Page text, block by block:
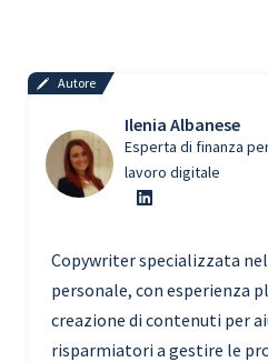
Autore
Ilenia Albanese
Esperta di finanza
lavoro digitale
Copywriter specializzata
personale, con esperienza
creazione di contenuti per
risparmiatori a gestire le